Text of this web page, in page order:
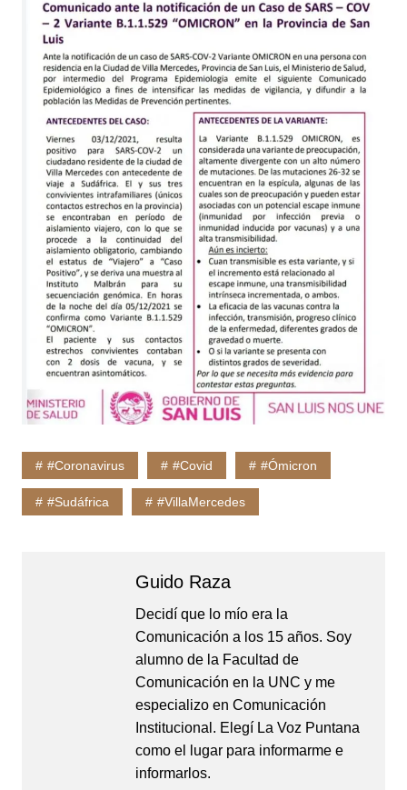
#Coronavirus #Covid #Ómicron
#Sudáfrica #VillaMercedes
Guido Raza
Decidí que lo mío era la
Comunicación a los 15 años. Soy
alumno de la Facultad de
Comunicación en la UNC y me
especializo en Comunicación
Institucional. Elegí La Voz Puntana
como el lugar para informarme e
informarlos.